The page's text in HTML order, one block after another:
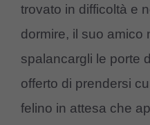
trovato in difficoltà e
dormire, il suo amico
spalancargli le porte
offerto di prendersi
felino in attesa che